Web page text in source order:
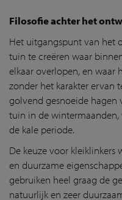
Filosofie achter het
Het uitgangspunt van het
tuin te creëren waar
elkaar overlopen, en waar
zonder het karakter ervan
golvend gesnoeide hagen
tuin in de
de kale periode.
De keuze voor
en duurzame
gebruiken heel graag de
natuurlijk en zeer